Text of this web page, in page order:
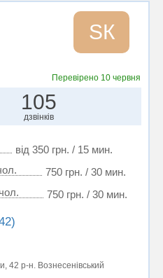
SК
Перевірено 10 червня
105
дзвінків
від 350 грн. / 15 мин.
750 грн. / 30 мин.
750 грн. / 30 мин.
42 р-н. Вознесенівський